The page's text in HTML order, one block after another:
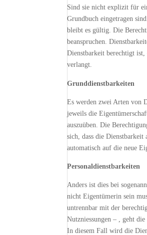
Sind sie nicht explizit für
Grundbuch eingetragen
bleibt es gültig. Die
beanspruchen.
Dienstbarkeit berechtigt
verlangt.
Grunddienstbarkeiten
Es werden zwei Arten von
jeweils die
auszuüben. Die
sich, dass die Dienstbarkeit
automatisch auf die neue
Personaldienstbarkeiten
Anders ist dies bei
nicht Eigentümerin sein
untrennbar mit der
Nutzniessungen – , geht
In diesem Fall wird die